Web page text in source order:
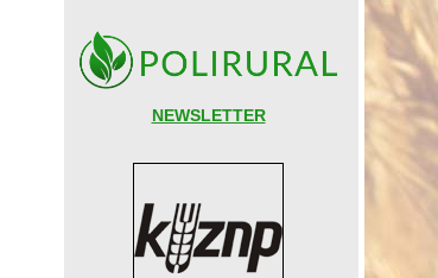
NEWSLETTER